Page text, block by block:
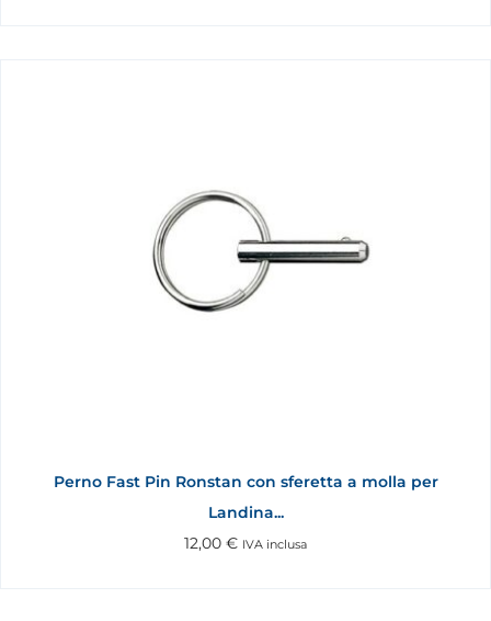
Perno Fast Pin Ronstan con sferetta a molla per
Landina...
12,00 € IVA inclusa